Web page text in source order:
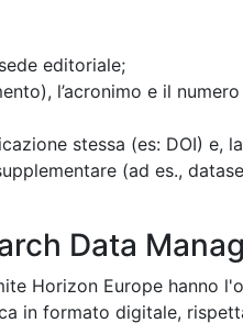
editoriale;
l’acronimo e il
stessa (es: DOI) e,
(ad es.,
Data
Horizon Europe hanno
in formato digitale,